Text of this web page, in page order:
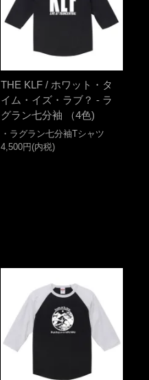
THE KLF / ホワット・タ
イム・イズ・ラブ？ - ラ
グラン七分袖 （4色)
・ラグラン七分袖Tシャツ
4,500円(内税)